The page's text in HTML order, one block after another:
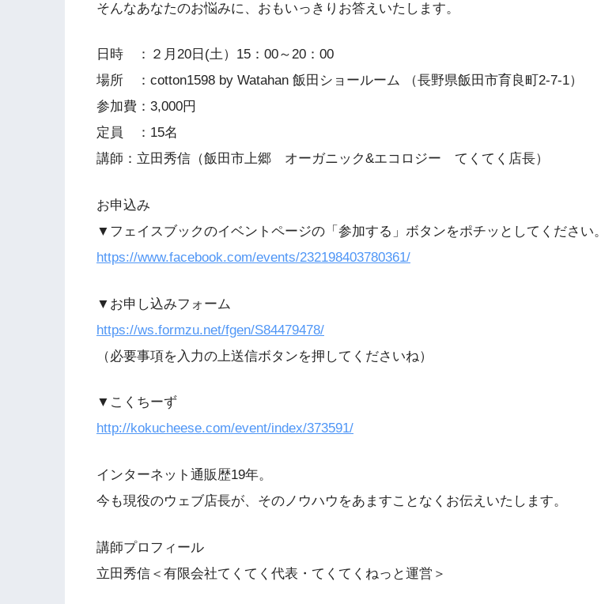
そんなあなたのお悩みに、おもいっきりお答えいたします。
日時 ：２月20日(土）15：00～20：00
場所 ：cotton1598 by Watahan 飯田ショールーム （長野県飯田市育良町2-7-1）
参加費：3,000円
定員 ：15名
講師：立田秀信（飯田市上郷 オーガニック&エコロジー てくてく店長）
お申込み
▼フェイスブックのイベントページの「参加する」ボタンをポチッとしてください。
https://www.facebook.com/events/232198403780361/
▼お申し込みフォーム
https://ws.formzu.net/fgen/S84479478/
（必要事項を入力の上送信ボタンを押してくださいね）
▼こくちーず
http://kokucheese.com/event/index/373591/
インターネット通販歴19年。
今も現役のウェブ店長が、そのノウハウをあますことなくお伝えいたします。
講師プロフィール
立田秀信＜有限会社てくてく代表・てくてくねっと運営＞